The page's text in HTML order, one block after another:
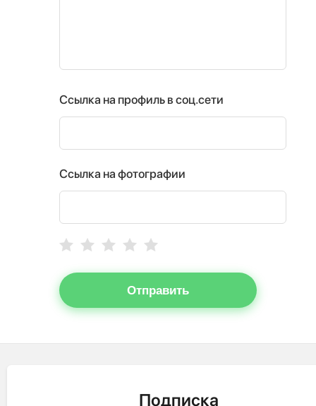
Ссылка на профиль в соц.сети
Ссылка на фотографии
Отправить
Подписка